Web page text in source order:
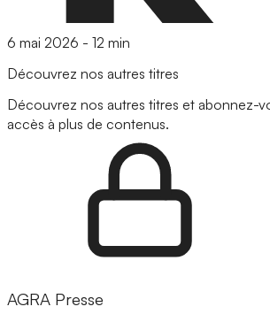
6 mai 2026 - 12 min
Découvrez nos autres titres
Découvrez nos autres titres et abonnez-
accès à plus de contenus.
AGRA Presse